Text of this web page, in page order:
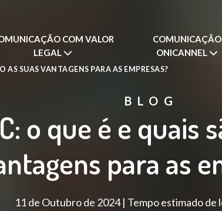
COM VALOR
LEGAL
COMUNICAÇÃO
ONICANNEL
AS SUAS VANTAGENS PARA AS EMPRESAS?
BLOG
o que é e quais
para as
11 de Outubro de 2024 | Tempo estimado de